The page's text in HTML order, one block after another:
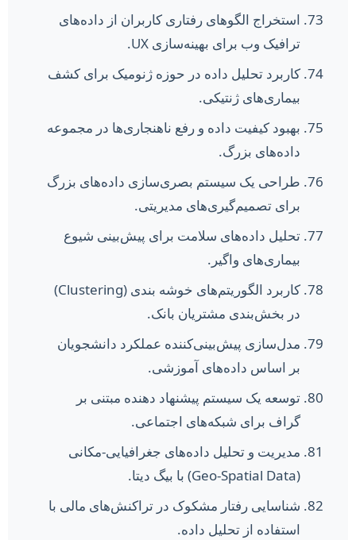
استخراج الگوهای رفتاری کاربران از داده‌های
ترافیک وب برای بهینه‌سازی UX.
کاربرد تحلیل داده در حوزه ژنومیک برای کشف
بیماری‌های ژنتیکی.
بهبود کیفیت داده و رفع ناهنجاری‌ها در مجموعه
داده‌های بزرگ.
طراحی یک سیستم بصری‌سازی داده‌های بزرگ
برای تصمیم‌گیری‌های مدیریتی.
تحلیل داده‌های سلامت برای پیش‌بینی شیوع
بیماری‌های واگیر.
کاربرد الگوریتم‌های خوشه بندی (Clustering)
در بخش‌بندی مشتریان بانک.
مدل‌سازی پیش‌بینی‌کننده عملکرد دانشجویان
بر اساس داده‌های آموزشی.
توسعه یک سیستم پیشنهاد دهنده مبتنی بر
گراف برای شبکه‌های اجتماعی.
مدیریت و تحلیل داده‌های جغرافیایی-مکانی
(Geo-Spatial Data) با بیگ دیتا.
شناسایی رفتار مشکوک در تراکنش‌های مالی با
استفاده از تحلیل داده.